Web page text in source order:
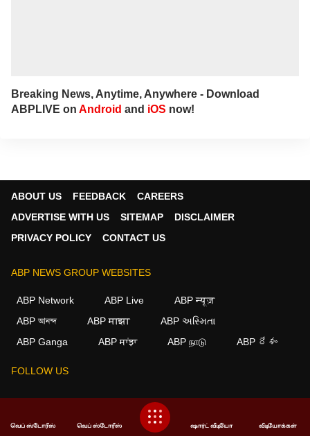
Breaking News, Anytime, Anywhere - Download
ABPLIVE on Android and iOS now!
ABOUT US FEEDBACK
CAREERS
ADVERTISE WITH US
SITEMAP
DISCLAIMER
PRIVACY POLICY
CONTACT US
ABP NEWS GROUP WEBSITES
ABP Network ABP Live
ABP न्यूज़
ABP আনন্দ
ABP माझा
ABP અસ્મિતા
ABP Ganga
ABP ਸਾਂਝਾ ABP நாடு ABP దేశం
FOLLOW US
This website follows theDNPA Code of Ethics.Copyright@2026.
வெப் ஸ்டோரீஸ் வெப் ஸ்டோரீஸ் ஷார்ட் வீடியோ வீடியோக்கள்
We use cookies to improve your experience, analyze
agree to our use of cookies.